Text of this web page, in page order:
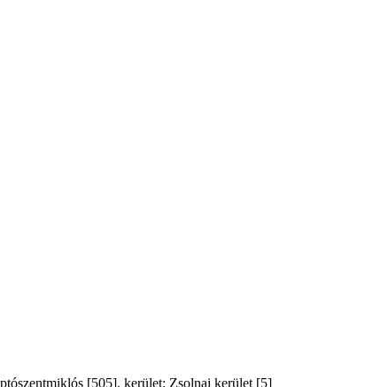
[505], kerület: Zsolnai kerület [5]